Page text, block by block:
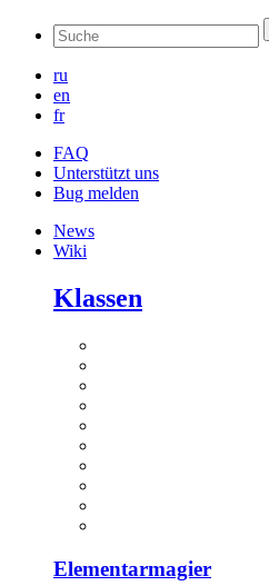
ru
en
fr
FAQ
Unterstützt uns
Bug melden
News
Wiki
Klassen
Elementarmagier